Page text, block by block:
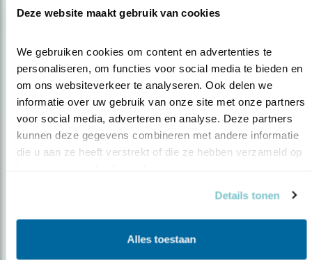
Deze website maakt gebruik van cookies
We gebruiken cookies om content en advertenties te
personaliseren, om functies voor social media te bieden en
om ons websiteverkeer te analyseren. Ook delen we
informatie over uw gebruik van onze site met onze partners
voor social media, adverteren en analyse. Deze partners
kunnen deze gegevens combineren met andere informatie
die u aan ze heeft verstrekt of die ze hebben verzameld op
Details tonen
Alles toestaan
Op de hoogte blijven?
Meld je aan en ontvang nieuws, inspiratie, acties en tips
over vogels en activiteiten van Vogelbescherming.